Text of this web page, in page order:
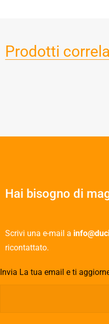
Prodotti
Hai bisogno di
Scrivi una e-mail a
ricontattato.
Invia La tua email e ti